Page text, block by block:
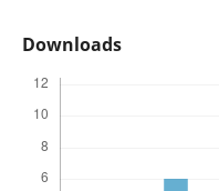
Downloads